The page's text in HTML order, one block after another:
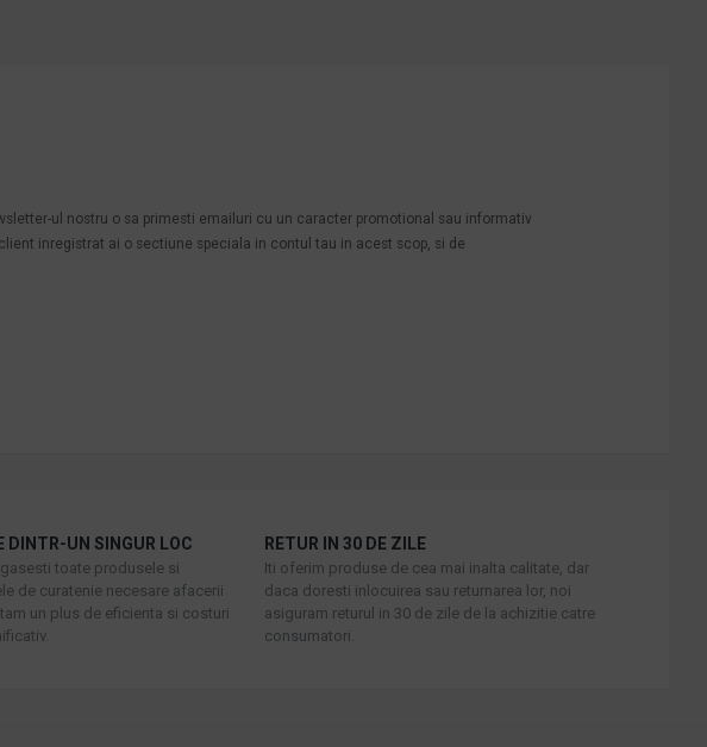
ul nostru o sa primesti emailuri cu un caracter promotional sau informativ
inregistrat ai o sectiune speciala in contul tau in acest scop, si de
DINTR-UN SINGUR LOC
gasesti toate produsele si
de curatenie necesare afacerii
un plus de eficienta si costuri
RETUR IN 30 DE ZILE
Iti oferim produse de cea mai inalta calitate, dar
daca doresti inlocuirea sau returnarea lor, noi
asiguram returul in 30 de zile de la achizitie catre
consumatori.